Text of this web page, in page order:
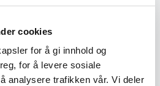
cookies
for å gi innhold og
for å levere sosiale
analysere trafikken vår. Vi deler
#345